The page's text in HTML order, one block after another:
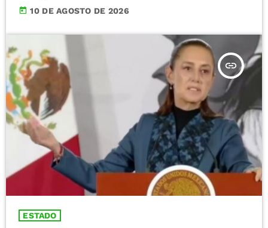
today 10 DE AGOSTO DE 2026
insert_link
ESTADO